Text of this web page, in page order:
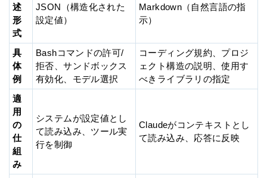
述
形
式
JSON（構造化された
設定値）
Markdown（自然言語の指
示）
具
体
例
Bashコマンドの許可/
拒否、サンドボックス
有効化、モデル選択
コーディング規約、プロジ
ェクト構造の説明、使用す
べきライブラリの指定
適
用
の
仕
組
み
システムが設定値とし
て読み込み、ツール実
行を制御
Claudeがコンテキストとし
て読み込み、応答に反映